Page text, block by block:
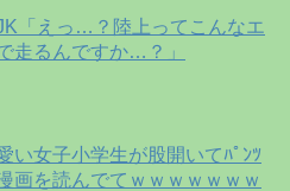
「えっ…？陸上ってこんなエ
走るんですか…？」
い女子小学生が股開いてﾊﾟﾝﾂ
画を読んでてｗｗｗｗｗｗｗ